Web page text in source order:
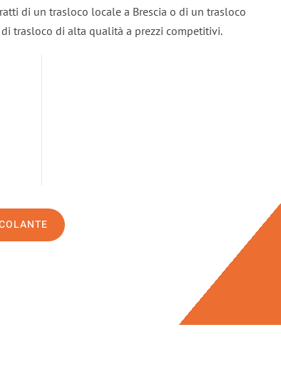
di un trasloco locale a Brescia o di un trasloco
trasloco di alta qualità a prezzi competitivi.